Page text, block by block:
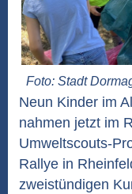
Foto: Stadt
Neun Kinder im
nahmen jetzt im
Umweltscouts-
Rallye in
zweistündigen